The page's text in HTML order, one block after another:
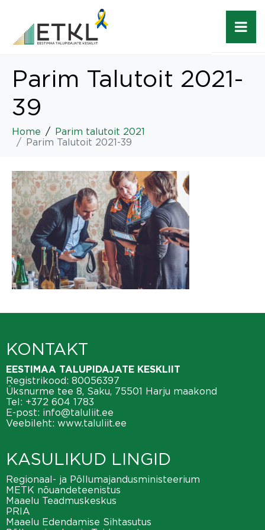
Parim Talutoit 2021-
39
Home
Parim talutoit 2021
Parim Talutoit 2021-39
KONTAKT
EESTIMAA TALUPIDAJATE KESKLIIT
Registrikood: 80056397
Üksnurme tee 8, Saku, 75501 Harju maakond
Tel: +372 604 1783
E-post: info@taluliit.ee
Veebileht: www.taluliit.ee
KASULIKUD LINGID
Regionaal- ja Põllumajandusministeerium
METK nõuandeteenistus
Maaelu Teadmuskeskus
PRIA
Maaelu Edendamise Sihtasutus